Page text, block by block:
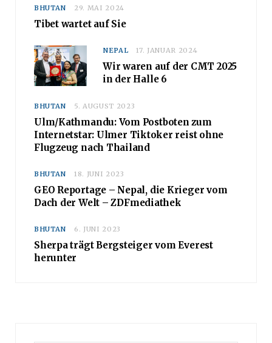
BHUTAN 29. MAI 2024
Tibet wartet auf Sie
NEPAL 17. JANUAR 2024
Wir waren auf der CMT 2025
in der Halle 6
BHUTAN 5. AUGUST 2023
Ulm/Kathmandu: Vom Postboten zum
Internetstar: Ulmer Tiktoker reist ohne
Flugzeug nach Thailand
BHUTAN 18. JUNI 2023
GEO Reportage – Nepal, die Krieger vom
Dach der Welt – ZDFmediathek
BHUTAN 6. JUNI 2023
Sherpa trägt Bergsteiger vom Everest
herunter